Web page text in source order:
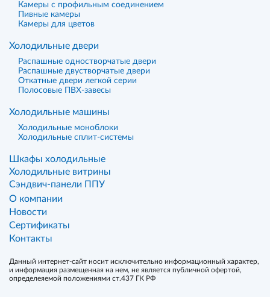
Камеры с профильным соединением
Пивные камеры
Камеры для цветов
Холодильные двери
Распашные одностворчатые двери
Распашные двустворчатые двери
Откатные двери легкой серии
Полосовые ПВХ-завесы
Холодильные машины
Холодильные моноблоки
Холодильные сплит-системы
Шкафы холодильные
Холодильные витрины
Сэндвич-панели ППУ
О компании
Новости
Сертификаты
Контакты
Данный интернет-сайт носит исключительно информационный характер,
и информация размещенная на нем, не является публичной офертой,
определеяемой положениями ст.437 ГК РФ